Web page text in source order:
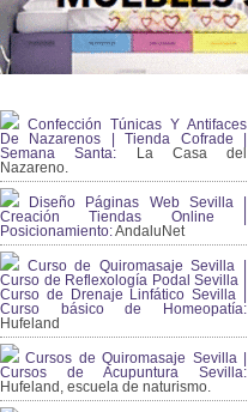
Confección Túnicas Y Antifaces
De Nazarenos | Tienda Cofrade |
Semana Santa: La Casa del
Nazareno.
Diseño Páginas Web Sevilla |
Creación Tiendas Online |
Posicionamiento:AndaluNet
Curso de Quiromasaje Sevilla |
Curso de Reflexología Podal Sevilla |
Curso de Drenaje Linfático Sevilla |
Curso básico de Homeopatía:
Hufeland
Cursos de Quiromasaje Sevilla |
Cursos de Acupuntura Sevilla:
Hufeland, escuela de naturismo.